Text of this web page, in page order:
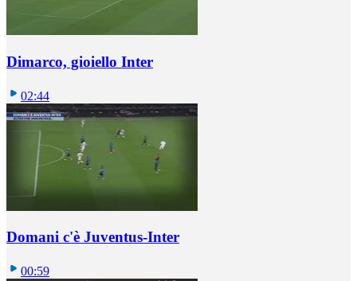
Dimarco, gioiello Inter
02:44
Domani c'è Juventus-Inter
00:59